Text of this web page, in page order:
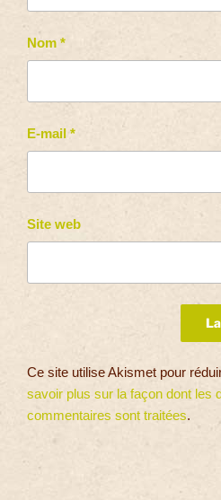
Nom *
E-mail *
Site web
Ce site utilise Akismet pour
savoir plus sur la façon dont les
commentaires sont traitées.